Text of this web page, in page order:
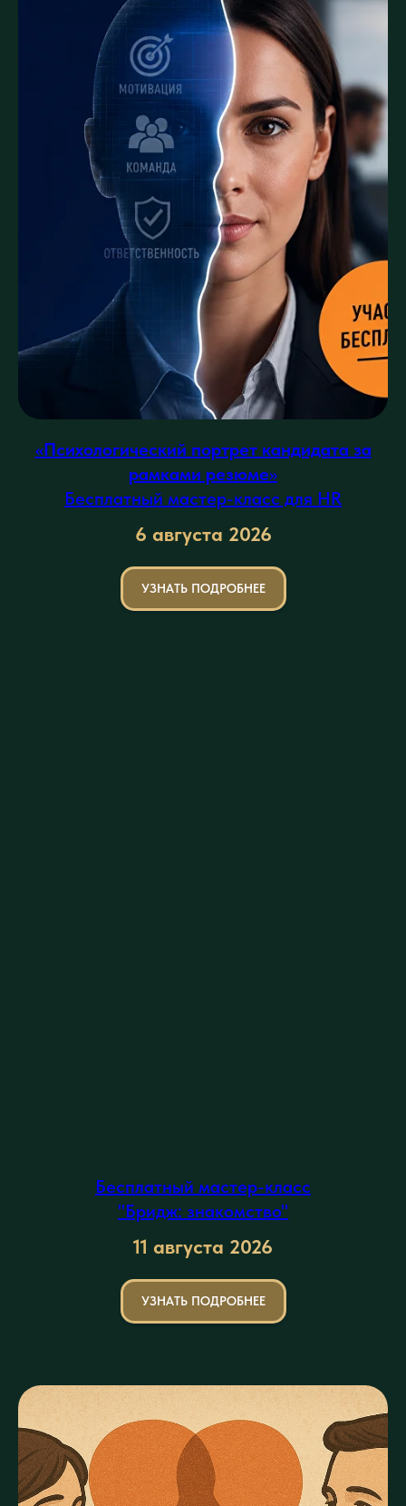
«Психологический портрет кандидата за
рамками резюме»
Бесплатный мастер-класс для HR
6 августа 2026
УЗНАТЬ ПОДРОБНЕЕ
Бесплатный мастер-класс
"Бридж: знакомство"
11 августа 2026
УЗНАТЬ ПОДРОБНЕЕ